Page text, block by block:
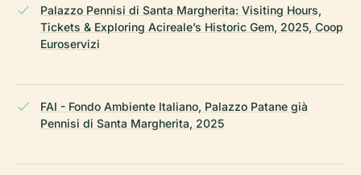
Palazzo Pennisi di Santa Margherita: Visiting Hours,
Tickets & Exploring Acireale’s Historic Gem, 2025, Coop
Euroservizi
FAI - Fondo Ambiente Italiano, Palazzo Patane già
Pennisi di Santa Margherita, 2025